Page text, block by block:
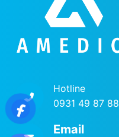
Hotline
0931 49 87 88
Email